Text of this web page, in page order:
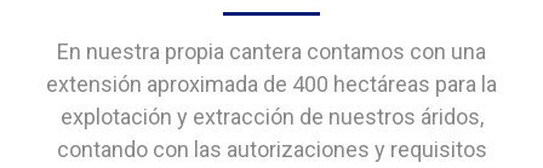
En nuestra propia cantera contamos con una
extensión aproximada de 400 hectáreas para la
explotación y extracción de nuestros áridos,
contando con las autorizaciones y requisitos